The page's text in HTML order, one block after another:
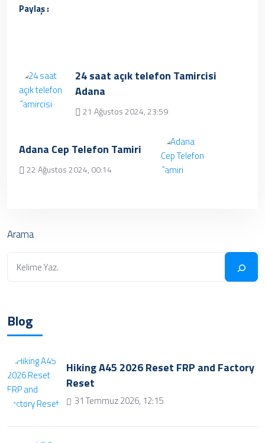
Paylaş :
24 saat açık telefon Tamircisi
Adana
21 Ağustos 2024, 23:59
Adana Cep Telefon Tamiri
22 Ağustos 2024, 00:14
Arama
Blog
Hiking A45 2026 Reset FRP and Factory
Reset
31 Temmuz 2026, 12:15